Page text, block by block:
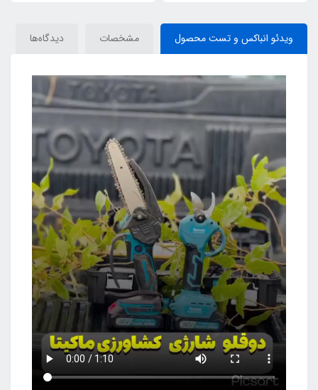
ویدئو انباکس و تست محصول مشخصات دیدگاه‌ها